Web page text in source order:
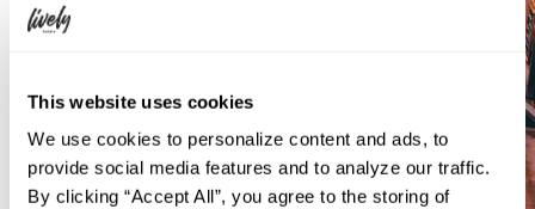
This website uses cookies
We use cookies to personalize content and ads, to
provide social media features and to analyze our traffic.
By clicking “Accept All”, you agree to the storing of